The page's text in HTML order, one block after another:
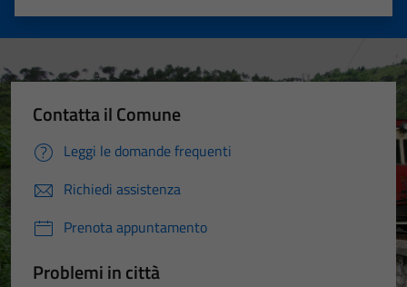
Valuta 5 stelle su 5
Valuta 4 stelle su 5
Valuta 3 stelle su 5
Valuta 2 stelle su 5
Valuta 1 stelle su 5
Contatta il Comune
Leggi le domande frequenti
Richiedi assistenza
Prenota appuntamento
Problemi in città